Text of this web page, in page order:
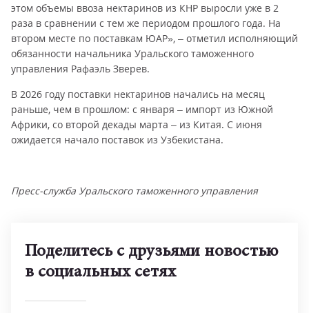
этом объемы ввоза нектаринов из КНР выросли уже в 2
раза в сравнении с тем же периодом прошлого года. На
втором месте по поставкам ЮАР», – отметил исполняющий
обязанности начальника Уральского таможенного
управления Рафаэль Зверев.
В 2026 году поставки нектаринов начались на месяц
раньше, чем в прошлом: с января – импорт из Южной
Африки, со второй декады марта – из Китая. С июня
ожидается начало поставок из Узбекистана.
Пресс-служба Уральского таможенного управления
Поделитесь с друзьями новостью
в социальных сетях